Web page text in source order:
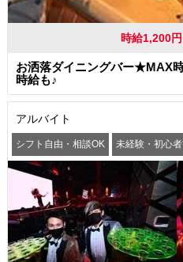
時給1,200
お洒落ダイニングバー★MAX
時給も♪
アルバイト
シフト自由・相談OK 未経験・初心
駅から徒歩5分以内 交通費支給 社